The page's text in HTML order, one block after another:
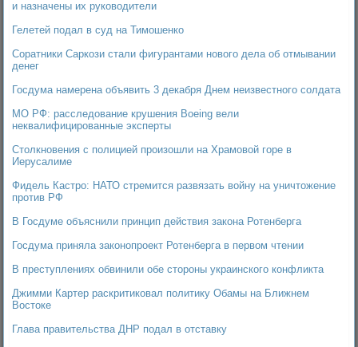
и назначены их руководители
Гелетей подал в суд на Тимошенко
Соратники Саркози стали фигурантами нового дела об отмывании
денег
Госдума намерена объявить 3 декабря Днем неизвестного солдата
МО РФ: расследование крушения Boeing вели
неквалифицированные эксперты
Столкновения с полицией произошли на Храмовой горе в
Иерусалиме
Фидель Кастро: НАТО стремится развязать войну на уничтожение
против РФ
В Госдуме объяснили принцип действия закона Ротенберга
Госдума приняла законопроект Ротенберга в первом чтении
В преступлениях обвинили обе стороны украинского конфликта
Джимми Картер раскритиковал политику Обамы на Ближнем
Востоке
Глава правительства ДНР подал в отставку